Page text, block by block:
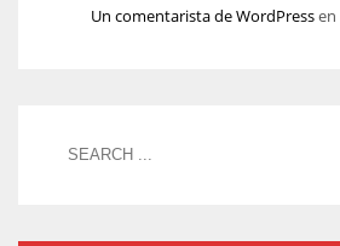
Un comentarista de WordPressen